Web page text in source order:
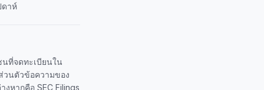
ดาห์
ที่จดทะเบียนใน
วนตัวข้อความของ
งหากคือ SEC Filings